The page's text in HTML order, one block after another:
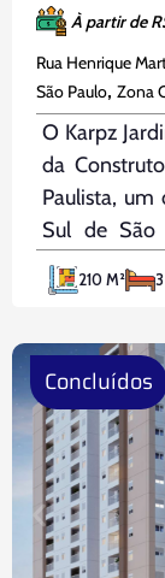
À partir de
Rua Henrique
São Paulo, Zona
O Karpz
da
Paulista, um
Sul de São
Parque
bairros dos
210 M²
Concluídos